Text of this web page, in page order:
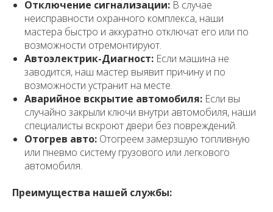
Отключение сигнализации: В случае
неисправности охранного комплекса, наши
мастера быстро и аккуратно отключат его или по
возможности отремонтируют.
Автоэлектрик-Диагност: Если машина не
заводится, наш мастер выявит причину и по
возможности устранит на месте.
Аварийное вскрытие автомобиля: Если вы
случайно закрыли ключи внутри автомобиля, наши
специалисты вскроют двери без повреждений.
Отогрев авто: Отогреем замерзшую топливную
или пневмо систему грузового или легкового
автомобиля.
Преимущества нашей службы: